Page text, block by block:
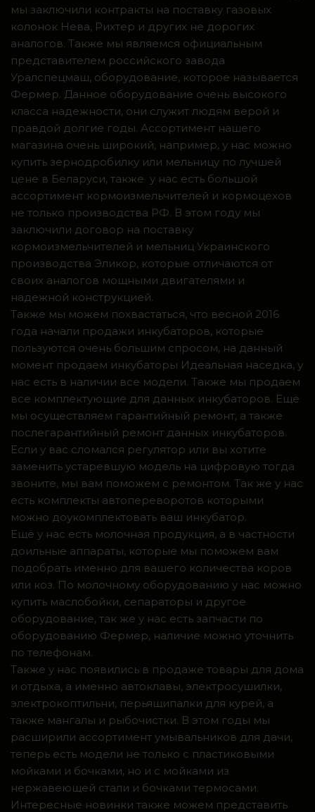
мы заключили контракты на поставку газовых
колонок Нева, Рихтер и других не дорогих
аналогов. Также мы являемся официальным
представителем российского завода
Уралспецмаш, оборудование, которое называется
Фермер. Данное оборудование очень высокого
класса надежности, они служит людям верой и
правдой долгие годы. Ассортимент нашего
магазина очень широкий, например, у нас можно
купить зернодробилку или мельницу по лучшей
цене в Беларуси, также у нас есть большой
ассортимент кормоизмельчителей и кормоцехов
не только производства РФ. В этом году мы
заключили договор на поставку
кормоизмельчителей и мельниц Украинского
производства Эликор, которые отличаются от
своих аналогов мощными двигателями и
надежной конструкцией.
Также мы можем похвастаться, что весной 2016
года начали продажи инкубаторов, которые
пользуются очень большим спросом, на данный
момент продаем инкубаторы Идеальная наседка, у
нас есть в наличии все модели. Также мы продаем
все комплектующие для данных инкубаторов. Ещё
мы осуществляем гарантийный ремонт, а также
послегарантийный ремонт данных инкубаторов.
Если у вас сломался регулятор или вы хотите
заменить устаревшую модель на цифровую тогда
звоните, мы вам поможем с ремонтом. Так же у нас
есть комплекты автопереворотов которыми
можно доукомплектовать ваш инкубатор.
Ещё у нас есть молочная продукция, а в частности
доильные аппараты, которые мы поможем вам
подобрать именно для вашего количества коров
или коз. По молочному оборудованию у нас можно
купить маслобойки, сепараторы и другое
оборудование, так же у нас есть запчасти по
оборудованию Фермер, наличие можно уточнить
по телефонам.
Также у нас появились в продаже товары для дома
и отдыха, а именно автоклавы, электросушилки,
электрокоптильни, перьящипалки для курей, а
также мангалы и рыбочистки. В этом годы мы
расширили ассортимент умывальников для дачи,
теперь есть модели не только с пластиковыми
мойками и бочками, но и с мойками из
нержавеющей стали и бочками термосами.
Интересные новинки также можем представить